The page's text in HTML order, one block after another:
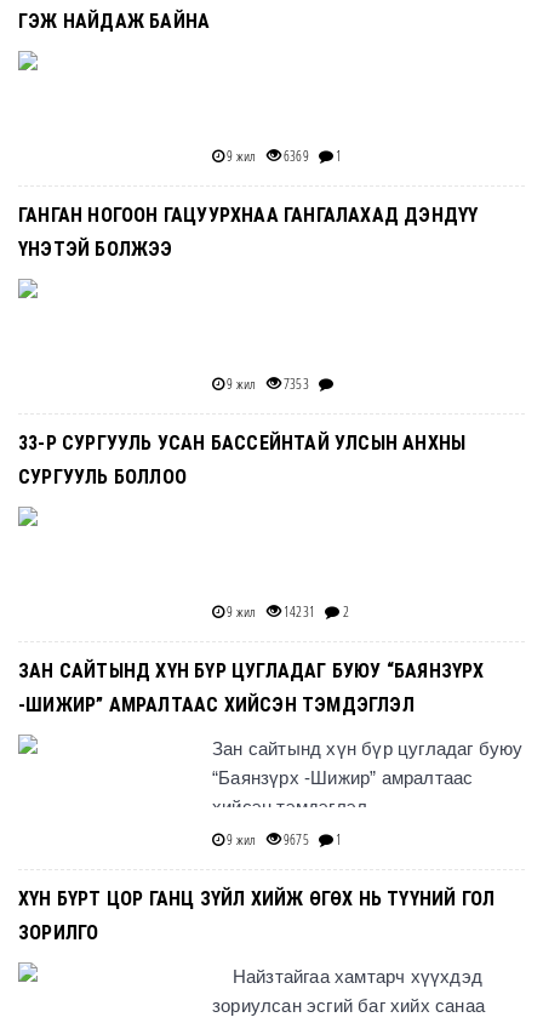
ГЭЖ НАЙДАЖ БАЙНА
9 жил 6369 1
ГАНГАН НОГООН ГАЦУУРХНАА ГАНГАЛАХАД ДЭНДҮҮ
ҮНЭТЭЙ БОЛЖЭЭ
9 жил 7353
33-Р СУРГУУЛЬ УСАН БАССЕЙНТАЙ УЛСЫН АНХНЫ
СУРГУУЛЬ БОЛЛОО
9 жил 14231 2
ЗАН САЙТЫНД ХҮН БҮР ЦУГЛАДАГ БУЮУ “БАЯНЗҮРХ
-ШИЖИР” АМРАЛТААС ХИЙСЭН ТЭМДЭГЛЭЛ
Зан сайтынд хүн бүр цугладаг буюу
“Баянзүрх -Шижир” амралтаас
хийсэн тэмдэглэл
9 жил
9675 1
ХҮН БҮРТ ЦОР ГАНЦ ЗҮЙЛ ХИЙЖ ӨГӨХ НЬ ТҮҮНИЙ ГОЛ
ЗОРИЛГО
Найзтайгаа хамтарч хүүхдэд
зориулсан эсгий баг хийх санаа